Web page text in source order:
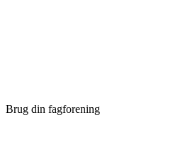
Brug din fagforening